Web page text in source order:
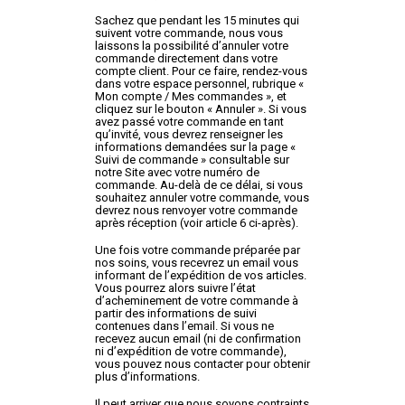
Sachez que pendant les 15 minutes qui
suivent votre commande, nous vous
laissons la possibilité d’annuler votre
commande directement dans votre
compte client. Pour ce faire, rendez-vous
dans votre espace personnel, rubrique «
Mon compte / Mes commandes », et
cliquez sur le bouton « Annuler ». Si vous
avez passé votre commande en tant
qu’invité, vous devrez renseigner les
informations demandées sur la page «
Suivi de commande » consultable sur
notre Site avec votre numéro de
commande. Au-delà de ce délai, si vous
souhaitez annuler votre commande, vous
devrez nous renvoyer votre commande
après réception (voir article 6 ci-après).
Une fois votre commande préparée par
nos soins, vous recevrez un email vous
informant de l’expédition de vos articles.
Vous pourrez alors suivre l’état
d’acheminement de votre commande à
partir des informations de suivi
contenues dans l’email. Si vous ne
recevez aucun email (ni de confirmation
ni d’expédition de votre commande),
vous pouvez nous contacter pour obtenir
plus d’informations.